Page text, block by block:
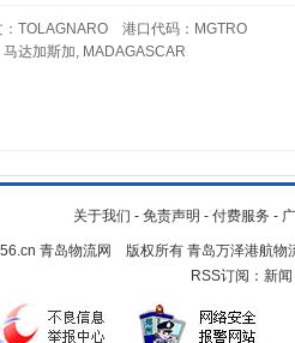
TOLAGNARO 港口代码：MGTRO
达加斯加, MADAGASCAR
关于我们 - 免责声明 - 付费服务 -
青岛物流网 版权所有 青岛万泽港航物
RSS订阅： 新闻